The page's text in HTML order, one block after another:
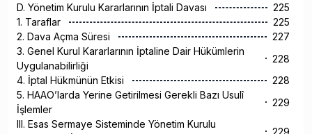
D. Yönetim Kurulu Kararlarının İptali Davası
225
1. Taraflar
225
2. Dava Açma Süresi
227
3. Genel Kurul Kararlarının İptaline Dair Hükümlerin
Uygulanabilirliği
228
4. İptal Hükmünün Etkisi
228
5. HAAO’larda Yerine Getirilmesi Gerekli Bazı Usulî
İşlemler
229
III. Esas Sermaye Sisteminde Yönetim Kurulu
229